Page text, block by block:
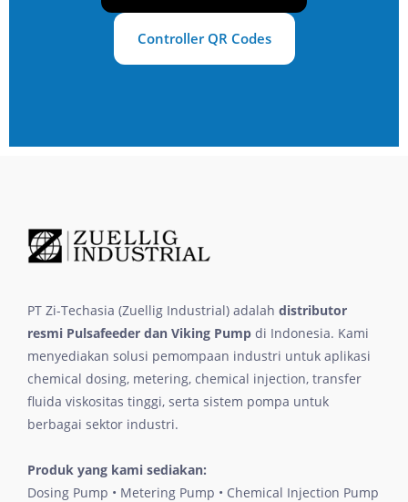
Controller QR Codes
PT Zi-Techasia (Zuellig Industrial) adalah distributor
resmi Pulsafeeder dan Viking Pump di Indonesia. Kami
menyediakan solusi pemompaan industri untuk aplikasi
chemical dosing, metering, chemical injection, transfer
fluida viskositas tinggi, serta sistem pompa untuk
berbagai sektor industri.
Produk yang kami sediakan:
Dosing Pump • Metering Pump • Chemical Injection Pump